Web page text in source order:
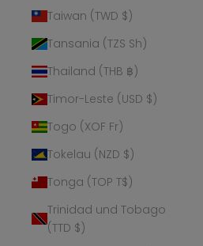
Taiwan (TWD $)
Tansania (TZS Sh)
Thailand (THB ฿)
Timor-Leste (USD $)
Togo (XOF Fr)
Tokelau (NZD $)
Tonga (TOP T$)
Trinidad und Tobago
(TTD $)